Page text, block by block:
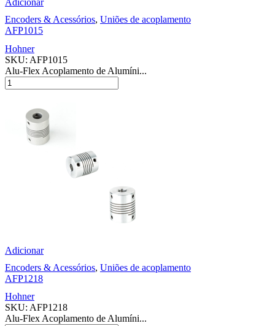
Adicionar
Encoders & Acessórios, Uniões de acoplamento
AFP1015
Hohner
SKU: AFP1015
Alu-Flex Acoplamento de Alumíni...
Adicionar
Encoders & Acessórios, Uniões de acoplamento
AFP1218
Hohner
SKU: AFP1218
Alu-Flex Acoplamento de Alumíni...